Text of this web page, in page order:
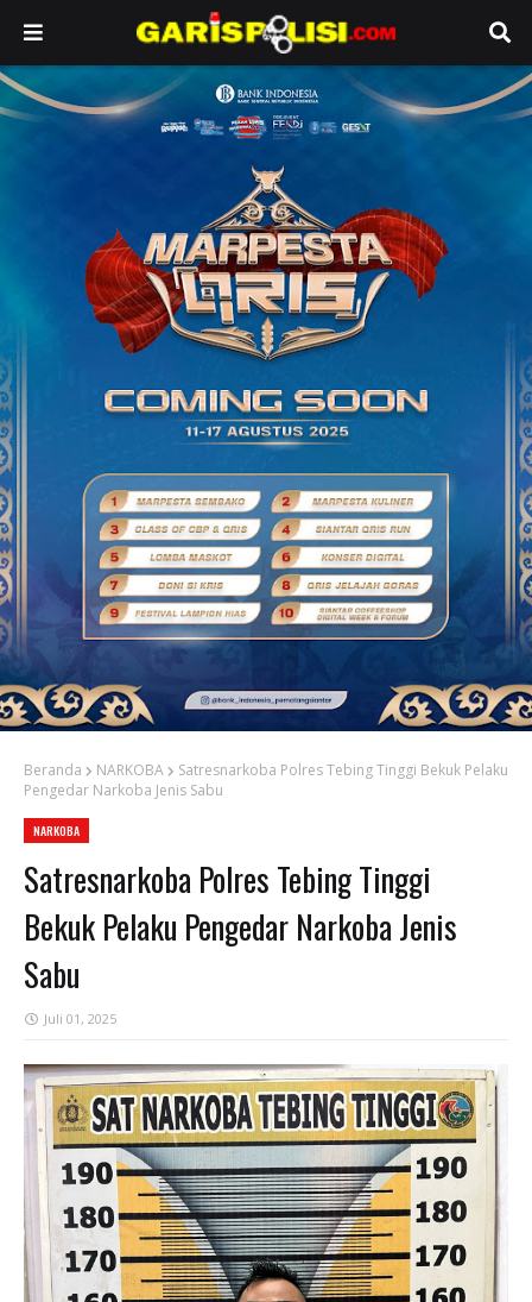
Beranda NARKOBA
Satresnarkoba Polres Tebing Tinggi Bekuk Pelaku
Pengedar Narkoba Jenis Sabu
NARKOBA
Satresnarkoba Polres Tebing Tinggi
Bekuk Pelaku Pengedar Narkoba Jenis
Sabu
Juli 01, 2025